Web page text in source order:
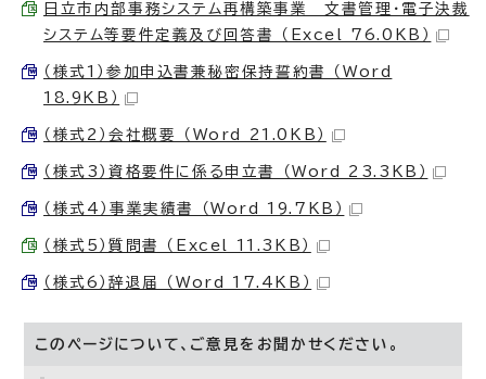
日立市内部事務システム再構築事業 文書管理・電子決裁
システム等要件定義及び回答書 （Excel 76.0KB）
（様式1）参加申込書兼秘密保持誓約書 （Word
18.9KB）
（様式2）会社概要 （Word 21.0KB）
（様式3）資格要件に係る申立書 （Word 23.3KB）
（様式4）事業実績書 （Word 19.7KB）
（様式5）質問書 （Excel 11.3KB）
（様式6）辞退届 （Word 17.4KB）
このページについて、ご意見をお聞かせください。